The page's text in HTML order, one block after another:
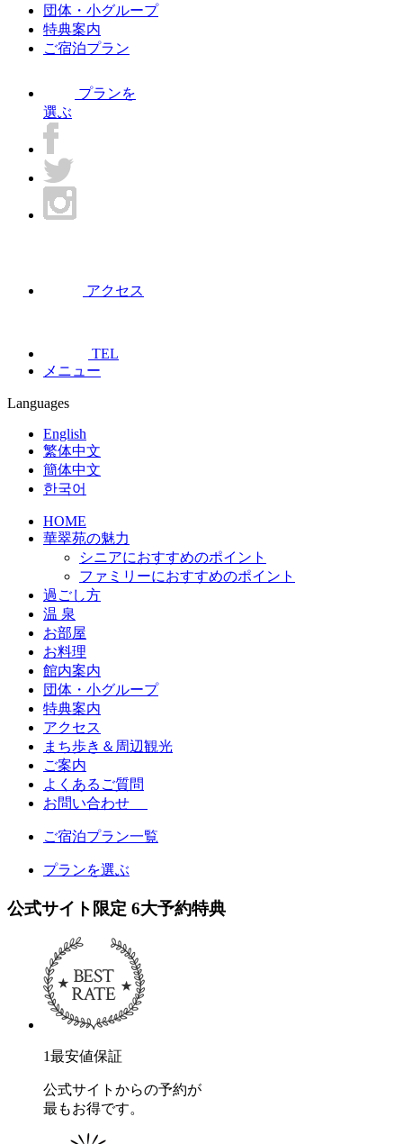
団体・小グループ
特典案内
ご宿泊プラン
プランを
選ぶ
アクセス
TEL
メニュー
Languages
English
繁体中文
簡体中文
한국어
HOME
華翠苑の魅力
シニアにおすすめのポイント
ファミリーにおすすめのポイント
過ごし方
温 泉
お部屋
お料理
館内案内
団体・小グループ
特典案内
アクセス
まち歩き＆周辺観光
ご案内
よくあるご質問
お問い合わせ
ご宿泊プラン一覧
プランを選ぶ
公式サイト限定 6大予約特典
1最安値保証
公式サイトからの予約が
最もお得です。